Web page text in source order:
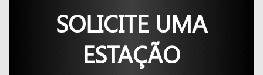
SOLICITE UMA
ESTAÇÃO